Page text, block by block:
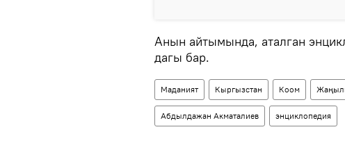
Анын айтымында, аталган
дагы бар.
Маданият Кыргызстан Коом
Абдылдажан Акматалиев энциклопедия